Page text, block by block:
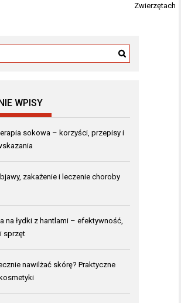
Zwierzętach
WPISY
sokowa – korzyści, przepisy i
zakażenie i leczenie choroby
na łydki z hantlami – efektywność,
sprzęt
nawilżać skórę? Praktyczne